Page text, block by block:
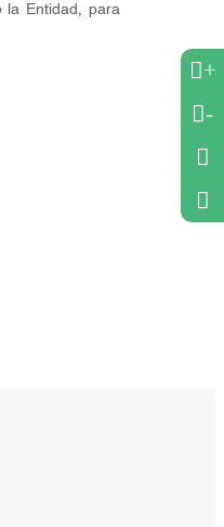
la Entidad, para
+
-